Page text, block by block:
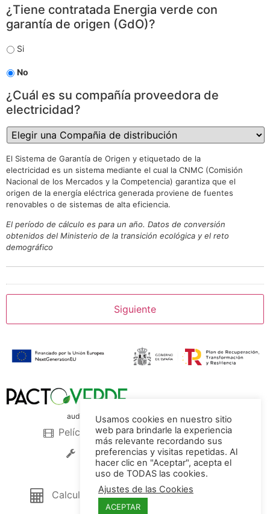
energia
verde
¿Tiene contratada Energia verde con
garantía de origen (GdO)?
Si
No
Electricidad *
¿Cuál es su compañía proveedora de
electricidad?
El Sistema de Garantía de Origen y etiquetado de la
electricidad es un sistema mediante el cual la CNMC (Comisión
Nacional de los Mercados y la Competencia) garantiza que el
origen de la energía eléctrica generada proviene de fuentes
renovables o de sistemas de alta eficiencia.
El período de cálculo es para un año. Datos de conversión
obtenidos del Ministerio de la transición ecológica y el reto
demográfico
auditores medioambientales acreditados
Películas sostenibles
Servicios
Instalaciones Sostenibles
Calculadoras CO2 Tienda
Usamos cookies en nuestro sitio
web para brindarle la experiencia
más relevante recordando sus
preferencias y visitas repetidas. Al
hacer clic en "Aceptar", acepta el
uso de TODAS las cookies.
Ajustes de las Cookies
ACEPTAR